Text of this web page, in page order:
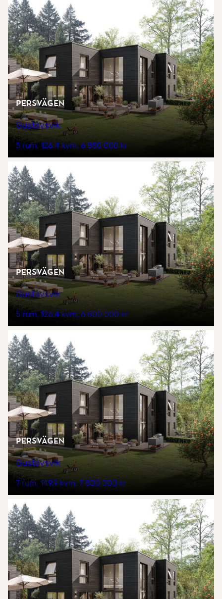
Persvägen
Gustavsvik
5 rum 126,4 kvm 6 850 000 kr
Persvägen
Gustavsvik
5 rum 126,4 kvm 6 800 000 kr
Persvägen
Gustavsvik
7 rum 149,9 kvm 7 800 000 kr